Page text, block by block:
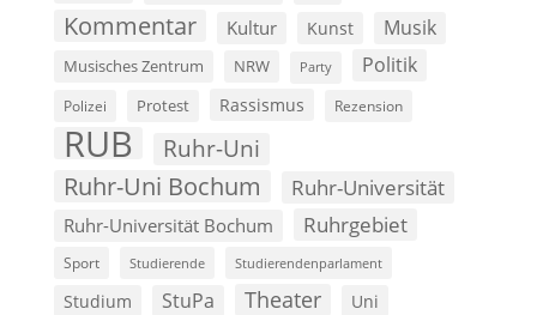
Kommentar Kultur Kunst Musik
Musisches Zentrum NRW Party Politik
Polizei Protest Rassismus Rezension
RUB Ruhr-Uni
Ruhr-Uni Bochum Ruhr-Universität
Ruhr-Universität Bochum Ruhrgebiet
Sport Studierende Studierendenparlament
Studium StuPa Theater Uni